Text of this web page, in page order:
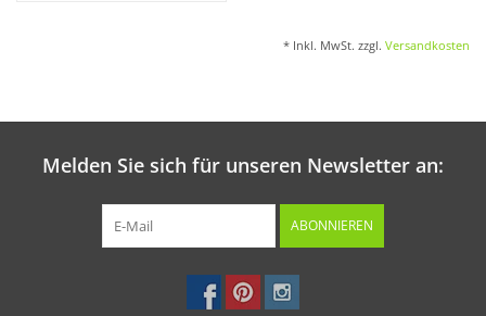
* Inkl. MwSt. zzgl. Versandkosten
Melden Sie sich für unseren Newsletter an:
ABONNIEREN